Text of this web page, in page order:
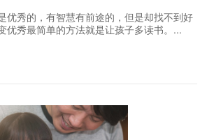
优秀的，有智慧有前途的，但是却找不到好
优秀最简单的方法就是让孩子多读书。...